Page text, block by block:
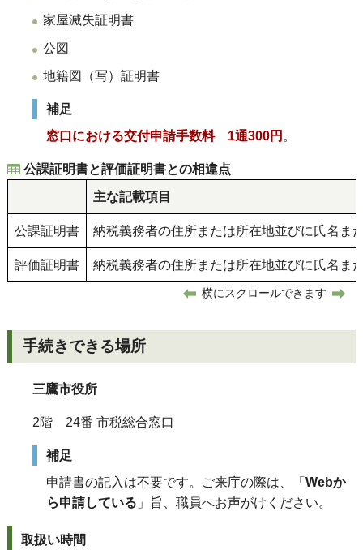
家屋滅失証明書
公図
地籍図（写）証明書
補足
窓口における交付申請手数料 1通300円 。
公課証明書と評価証明書との相違点
主な記載項目
公課証明書 納税義務者の住所または所在地並びに氏名ま
評価証明書 納税義務者の住所または所在地並びに氏名ま
横にスクロールできます
手続きできる場所
三鷹市役所
2階 24番 市税総合窓口
補足
申請書の記入は不要です。ご来庁の際は、「Webか
ら申請している 」旨、職員へお声がけください。
取扱い時間